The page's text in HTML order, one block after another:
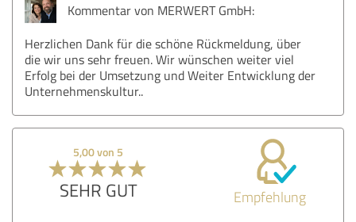
Kommentar von MERWERT GmbH:
Herzlichen Dank für die schöne Rückmeldung, über
die wir uns sehr freuen. Wir wünschen weiter viel
Erfolg bei der Umsetzung und Weiter Entwicklung der
Unternehmenskultur..
5,00 von 5
SEHR GUT Empfehlung